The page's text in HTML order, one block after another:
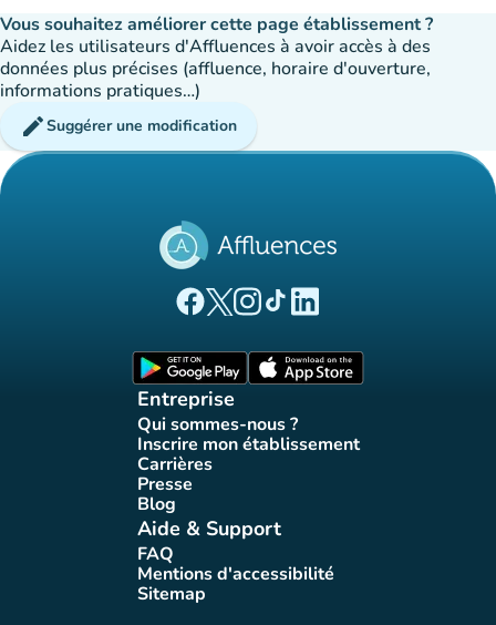
Vous souhaitez améliorer cette page établissement ?
Aidez les utilisateurs d'Affluences à avoir accès à des
données plus précises (affluence, horaire d'ouverture,
informations pratiques…)
editSuggérer une modification
(nouvel onglet)
(nouvel onglet)
(nouvel onglet)
(nouvel onglet)
(nouvel onglet)
Entreprise
Qui sommes-nous ?
(nouvel onglet)
Inscrire mon établissement
(nouvel onglet)
Carrières(nouvel onglet)
Presse(nouvel onglet)
Blog(nouvel onglet)
Aide & Support
FAQ(nouvel onglet)
Mentions d'accessibilité
(nouvel onglet)
Sitemap(nouvel onglet)